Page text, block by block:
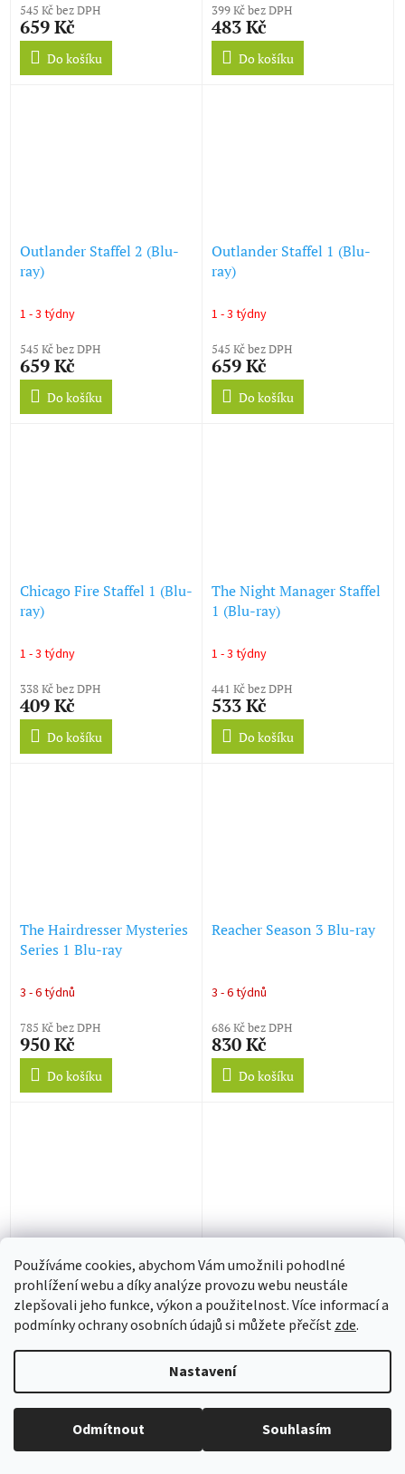
Používáme cookies, abychom Vám umožnili pohodlné
prohlížení webu a díky analýze provozu webu neustále
zlepšovali jeho funkce, výkon a použitelnost. Více informací a
podmínky ochrany osobních údajů si můžete přečístzde.
Nastavení
Odmítnout Souhlasím
Vážení zákazníci, nabízené zboží pochází ze zahraniční
distribuce, a až na výjimky neobsahuje český dabing ani
545 Kč bez DPH
659 Kč
Do košíku
399 Kč bez DPH
483 Kč
Do košíku
Outlander Staffel 2 (Blu-
ray)
1 - 3 týdny
545 Kč bez DPH
659 Kč
Do košíku
Outlander Staffel 1 (Blu-
ray)
1 - 3 týdny
545 Kč bez DPH
659 Kč
Do košíku
Chicago Fire Staffel 1 (Blu-
ray)
1 - 3 týdny
338 Kč bez DPH
409 Kč
Do košíku
The Night Manager Staffel
1 (Blu-ray)
1 - 3 týdny
441 Kč bez DPH
533 Kč
Do košíku
The Hairdresser Mysteries
Series 1 Blu-ray
3 - 6 týdnů
785 Kč bez DPH
950 Kč
Do košíku
Reacher Season 3 Blu-ray
3 - 6 týdnů
686 Kč bez DPH
830 Kč
Do košíku
Marshals Season 1 Blu-ray
3 - 6 týdnů
New Captain Scarlet
Series 1 to 2 Complete
Collection Limited
Collectors Edition Blu-ray
3 - 6 týdnů
1 206 Kč bez DPH
1 459 Kč